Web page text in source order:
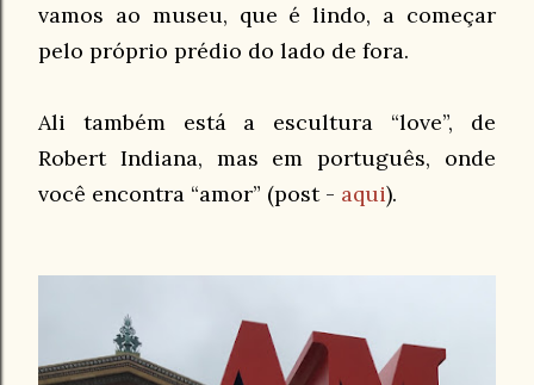
vamos ao museu, que é lindo, a começar
pelo próprio prédio do lado de fora.
Ali também está a escultura “love”, de
Robert Indiana, mas em português, onde
você encontra “amor” (post - aqui).